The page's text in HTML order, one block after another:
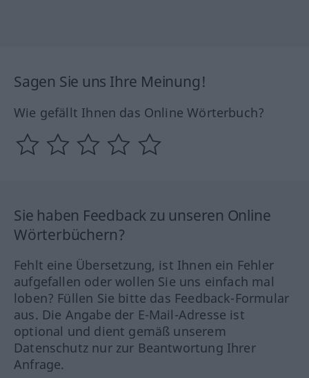
Sagen Sie uns Ihre Meinung!
Wie gefällt Ihnen das Online Wörterbuch?
Sie haben Feedback zu unseren Online
Wörterbüchern?
Fehlt eine Übersetzung, ist Ihnen ein Fehler
aufgefallen oder wollen Sie uns einfach mal
loben? Füllen Sie bitte das Feedback-Formular
aus. Die Angabe der E-Mail-Adresse ist
optional und dient gemäß unserem
Datenschutz nur zur Beantwortung Ihrer
Anfrage.